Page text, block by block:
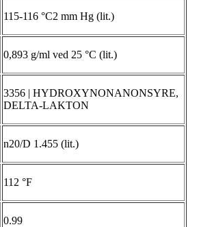
115-116 °C2 mm Hg (lit.)
0,893 g/ml ved 25 °C (lit.)
3356 | HYDROXYNONANONSYRE,
DELTA-LAKTON
n20/D 1.455 (lit.)
112 °F
0.99